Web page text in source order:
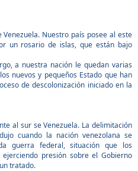
Nuestro país posee al este
un rosario de islas, que están bajo
a nuestra nación le quedan varias
nuevos y pequeños Estado que han
de descolonización iniciado en la
al sur se Venezuela. La delimitación
cuando la nación venezolana se
guerra federal, situación que los
presión sobre el Gobierno
tratado.